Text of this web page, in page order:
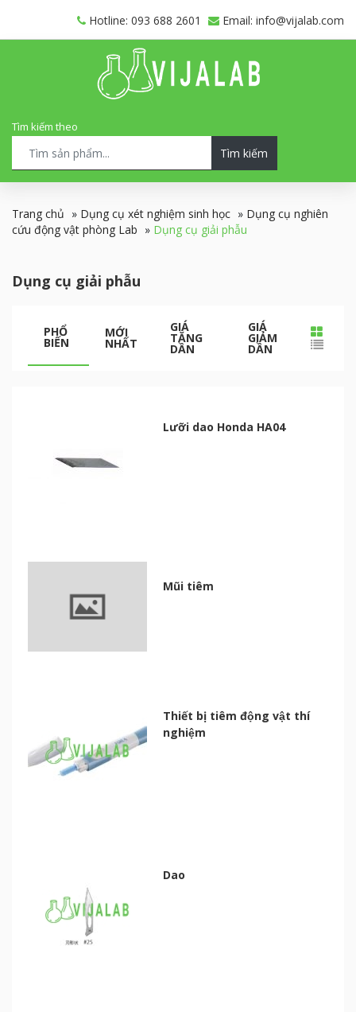
Hotline: 093 688 2601 Email: info@vijalab.com
Tìm kiếm theo
Tìm kiếm
Trang chủ » Dụng cụ xét nghiệm sinh học » Dụng cụ nghiên
cứu động vật phòng Lab » Dụng cụ giải phẫu
Dụng cụ giải phẫu
PHỔ
BIẾN
MỚI
NHẤT
GIÁ
TĂNG
DẦN
GIÁ
GIẢM
DẦN
Lưỡi dao Honda HA04
Mũi tiêm
Thiết bị tiêm động vật thí
nghiệm
Dao